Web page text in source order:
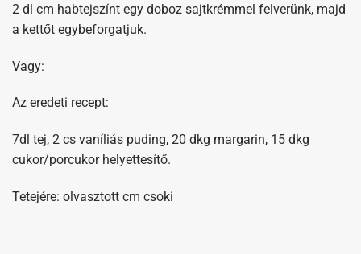
2 dl cm habtejszínt egy doboz sajtkrémmel felverünk, majd
a kettőt egybeforgatjuk.
Vagy:
Az eredeti recept:
7dl tej, 2 cs vaníliás puding, 20 dkg margarin, 15 dkg
cukor/porcukor helyettesítő.
Tetejére: olvasztott cm csoki